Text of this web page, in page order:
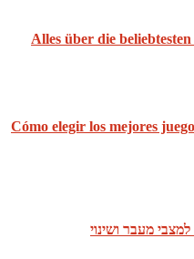
Alles über die
Cómo elegir los mejores
מעבר ושינוי